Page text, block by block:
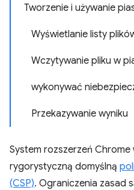
Tworzenie i używanie
Wyświetlanie listy
Wczytywanie pliku w
wykonywać
Przekazywanie wyniku
System rozszerzeń Chrome
rygorystyczną domyślną
(CSP). Ograniczenia zasad